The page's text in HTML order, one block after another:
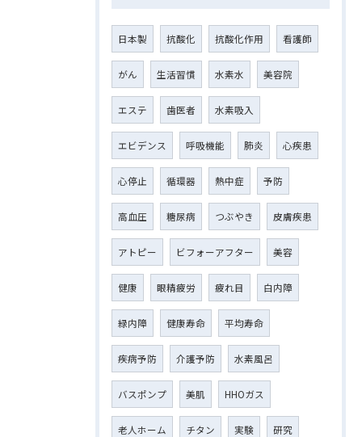
日本製 抗酸化 抗酸化作用 看護師
がん 生活習慣 水素水 美容院
エステ 歯医者 水素吸入
エビデンス 呼吸機能 肺炎 心疾患
心停止 循環器 熱中症 予防
高血圧 糖尿病 つぶやき 皮膚疾患
アトピー ビフォーアフター 美容
健康 眼精疲労 疲れ目 白内障
緑内障 健康寿命 平均寿命
疾病予防 介護予防 水素風呂
バスポンプ 美肌 HHOガス
老人ホーム チタン 実験 研究